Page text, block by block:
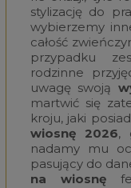
stylizację do
wybierzemy
całość
przypadku
rodzinne
uwagę swoją
martwić się
kroju, jaki
wiosnę 2026,
nadamy mu
pasujący do
na wiosnę